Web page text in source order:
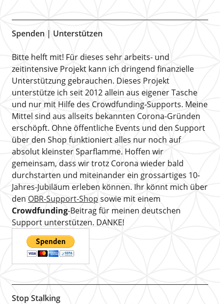
Spenden | Unterstützen
Bitte helft mit! Für dieses sehr arbeits- und
zeitintensive Projekt kann ich dringend finanzielle
Unterstützung gebrauchen. Dieses Projekt
unterstütze ich seit 2012 allein aus eigener Tasche
und nur mit Hilfe des Crowdfunding-Supports. Meine
Mittel sind aus allseits bekannten Corona-Gründen
erschöpft. Ohne öffentliche Events und den Support
über den Shop funktioniert alles nur noch auf
absolut kleinster Sparflamme. Hoffen wir
gemeinsam, dass wir trotz Corona wieder bald
durchstarten und miteinander ein grossartiges 10-
Jahres-Jubiläum erleben können. Ihr könnt mich über
den OBR-Support-Shop sowie mit einem
Crowdfunding-Beitrag für meinen deutschen
Support unterstützen. DANKE!
Stop Stalking